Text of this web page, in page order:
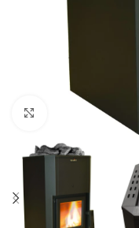
Suurenda pilti